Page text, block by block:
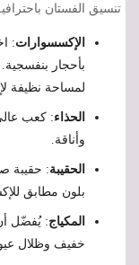
تنسيق الفستان
الإكسسوارات:
بأحجار بنفسجية.
لمساحة نظيفة
الحذاء: كعب عالي
وأناقة.
الحقيبة: حقيبة
بلون مطابق
المكياج: يُفضّل
خفيف وظلال